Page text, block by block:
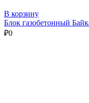
В корзину
Блок газобетонный
₽0